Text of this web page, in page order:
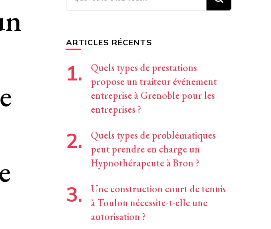
recherchiez
ARTICLES RÉCENTS
Quels types de prestations
propose un traiteur événement
entreprise à Grenoble pour les
entreprises ?
Quels types de problématiques
peut prendre en charge un
Hypnothérapeute à Bron ?
Une construction court de tennis
à Toulon nécessite-t-elle une
autorisation ?